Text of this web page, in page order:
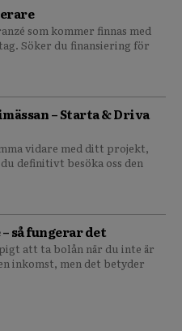
som kommer finnas med
Söker du finansiering för
– Starta & Driva
vidare med ditt projekt,
definitivt besöka oss den
så fungerar det
att ta bolån när du inte är
inkomst, men det betyder